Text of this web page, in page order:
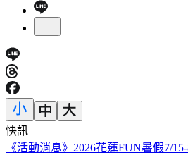
快訊
這次沒有颱風假？白海豚災情頻傳